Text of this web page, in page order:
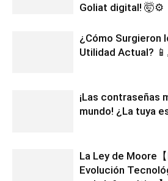
Goliat digital! 🤯⚙️
¿Cómo Surgieron
Utilidad Actual?
¡Las contraseñas
mundo! ¿La tuya
La Ley de Moore
Evolución